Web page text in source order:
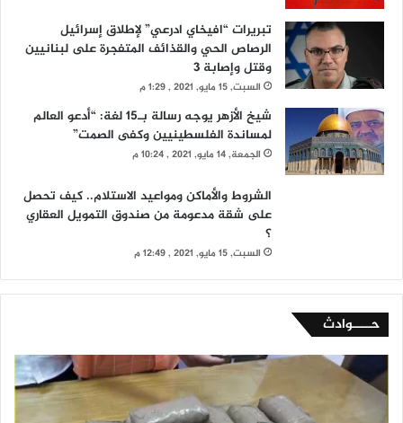
تبريرات “افيخاي ادرعي” لإطلاق إسرائيل
الرصاص الحي والقذائف المتفجرة على لبنانيين
وقتل وإصابة 3
السبت, 15 مايو, 2021 , 1:29 م
شيخ الأزهر يوجه رسالة بـ15 لغة: “أدعو العالم
لمساندة الفلسطينيين وكفى الصمت”
الجمعة, 14 مايو, 2021 , 10:24 م
الشروط والأماكن ومواعيد الاستلام.. كيف تحصل
على شقة مدعومة من صندوق التمويل العقاري
؟
السبت, 15 مايو, 2021 , 12:49 م
حــــوادث